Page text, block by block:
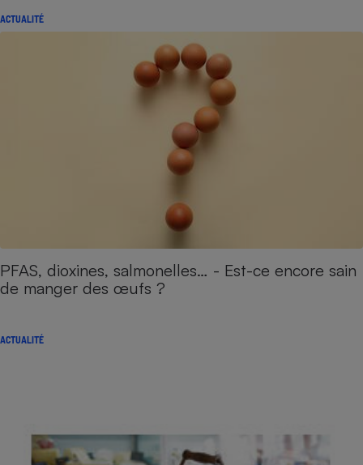
ACTUALITÉ
PFAS, dioxines, salmonelles… - Est-ce encore sain
de manger des œufs ?
ACTUALITÉ